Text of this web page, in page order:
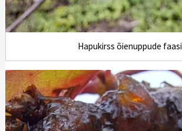
Hapukirss õienuppude